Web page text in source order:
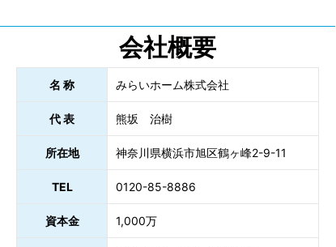
会社概要
名 称 みらいホーム株式会社
代 表 熊坂 治樹
所在地 神奈川県横浜市旭区鶴ヶ峰2-9-11
TEL 0120-85-8886
資本金 1,000万